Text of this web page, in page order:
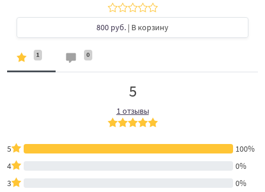
800 руб. | В корзину
1 0
5
1 отзывы
5
100%
4
0%
3
0%